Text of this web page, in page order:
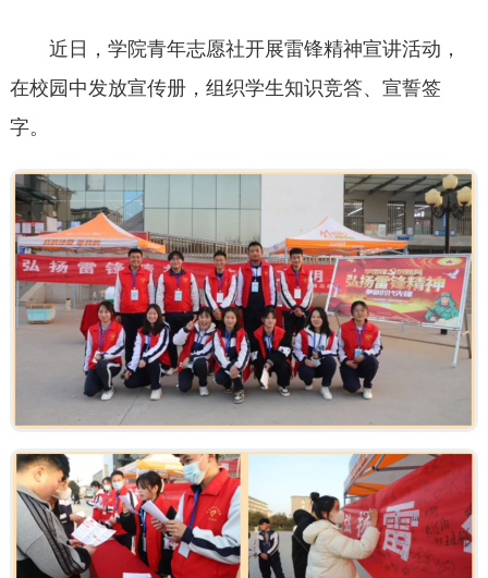
近日，学院青年志愿社开展雷锋精神宣讲活动，
在校园中发放宣传册，组织学生知识竞答、宣誓签
字。